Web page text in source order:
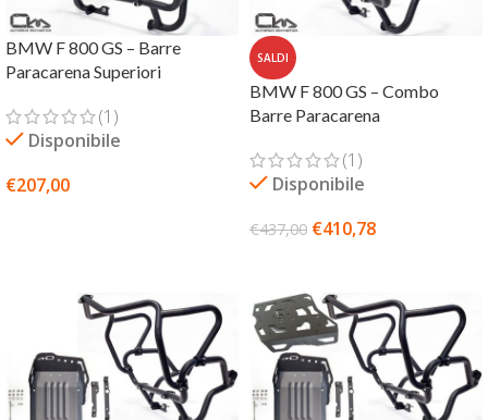
BMW F 800 GS – Barre
Paracarena Superiori
(1)
Disponibile
€207,00
SALDI
BMW F 800 GS – Combo
Barre Paracarena
(1)
Disponibile
€437,00 €410,78